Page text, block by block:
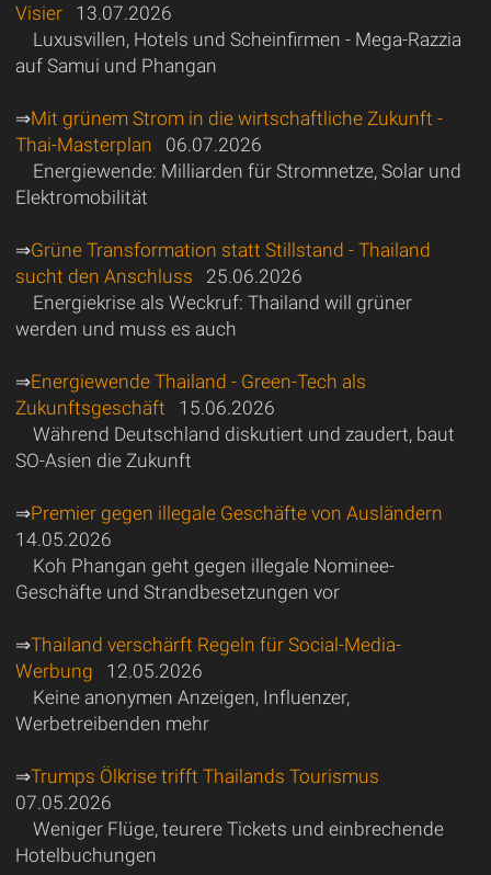
Visier13.07.2026
Luxusvillen, Hotels und Scheinfirmen - Mega-Razzia
auf Samui und Phangan
⇒Mit grünem Strom in die wirtschaftliche Zukunft -
Thai-Masterplan 06.07.2026
Energiewende: Milliarden für Stromnetze, Solar und
Elektromobilität
⇒Grüne Transformation statt Stillstand - Thailand
sucht den Anschluss 25.06.2026
Energiekrise als Weckruf: Thailand will grüner
werden und muss es auch
⇒Energiewende Thailand - Green-Tech als
Zukunftsgeschäft 15.06.2026
Während Deutschland diskutiert und zaudert, baut
SO-Asien die Zukunft
⇒Premier gegen illegale Geschäfte von Ausländern
14.05.2026
Koh Phangan geht gegen illegale Nominee-
Geschäfte und Strandbesetzungen vor
⇒Thailand verschärft Regeln für Social-Media-
Werbung 12.05.2026
Keine anonymen Anzeigen, Influenzer,
Werbetreibenden mehr
⇒Trumps Ölkrise trifft Thailands Tourismus
07.05.2026
Weniger Flüge, teurere Tickets und einbrechende
Hotelbuchungen